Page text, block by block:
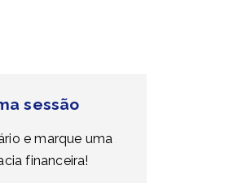
sessão
e marque uma
financeira!